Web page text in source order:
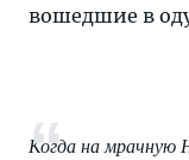
вошедшие в
Когда на мрачную